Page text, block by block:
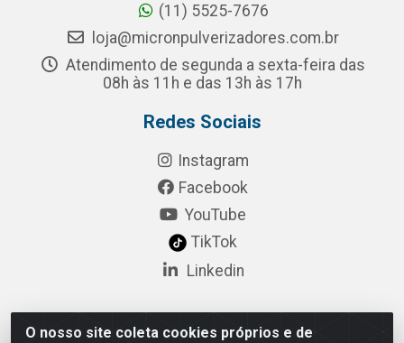
O nosso site coleta cookies próprios e de
(11) 5525-7676
loja@micronpulverizadores.com.br
Atendimento de segunda a sexta-feira das
08h às 11h e das 13h às 17h
Redes Sociais
Instagram
Facebook
YouTube
TikTok
Linkedin